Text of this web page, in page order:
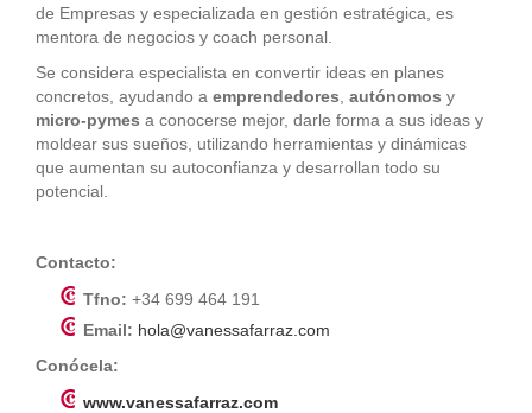
de Empresas y especializada en gestión estratégica, es
mentora de negocios y coach personal.
Se considera especialista en convertir ideas en planes
concretos, ayudando a emprendedores autónomos y
micro-pymes a conocerse mejor, darle forma a sus ideas y
moldear sus sueños, utilizando herramientas y dinámicas
que aumentan su autoconfianza y desarrollan todo su
potencial.
Contacto:
Tfno: +34 699 464 191
Email: hola@vanessafarraz.com
Conócela:
www.vanessafarraz.com